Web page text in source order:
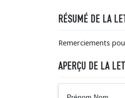
RÉSUMÉ DE LA
Remerciements
APERÇU DE LA